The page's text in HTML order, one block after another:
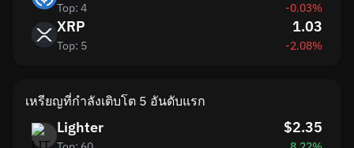
Top: 4 -0.03%
XRP
Top: 5
1.03
-2.08%
เหรียญที่กำลังเติบโต 5 อันดับแรก
Lighter $2.35